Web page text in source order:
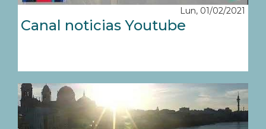
Lun, 01/02/2021
Canal noticias Youtube